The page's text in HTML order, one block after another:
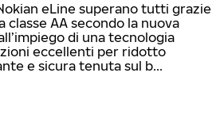
eLine superano tutti grazie
classe AA secondo la nuova
di una tecnologia
eccellenti per ridotto
e sicura tenuta sul b...